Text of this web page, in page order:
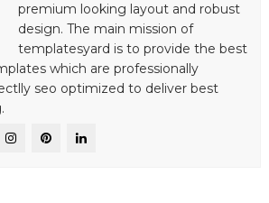
premium looking layout and robust
design. The main mission of
templatesyard is to provide the best
which are professionally
seo optimized to deliver best